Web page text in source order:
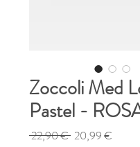
Zoccoli Med
Pastel -
22,90 € Prezzo
20,99 €